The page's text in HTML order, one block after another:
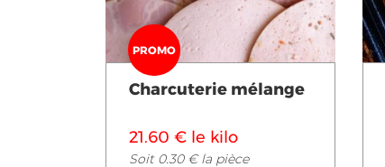
PROMO
Charcuterie mélange
21.60 € le kilo
Soit 0.30 € la pièce